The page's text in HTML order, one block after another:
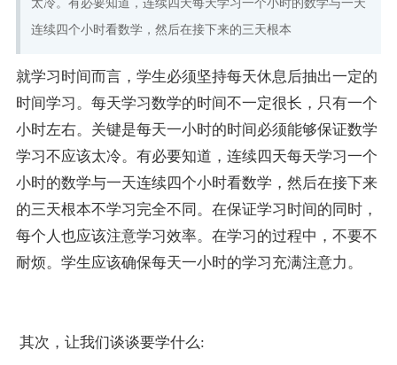
太冷。有必要知道，连续四天每天学习一个小时的数学与一天
连续四个小时看数学，然后在接下来的三天根本
就学习时间而言，学生必须坚持每天休息后抽出一定的
时间学习。每天学习数学的时间不一定很长，只有一个
小时左右。关键是每天一小时的时间必须能够保证数学
学习不应该太冷。有必要知道，连续四天每天学习一个
小时的数学与一天连续四个小时看数学，然后在接下来
的三天根本不学习完全不同。在保证学习时间的同时，
每个人也应该注意学习效率。在学习的过程中，不要不
耐烦。学生应该确保每天一小时的学习充满注意力。
其次，让我们谈谈要学什么: